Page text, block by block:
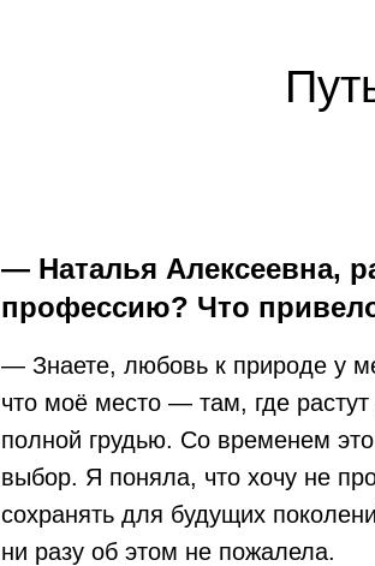
— Наталья Алексеевна,
профессию? Что
— Знаете, любовь к природе у
что моё место — там, где
полной грудью. Со временем
выбор. Я поняла, что хочу не
сохранять для будущих
ни разу об этом не пожалела.